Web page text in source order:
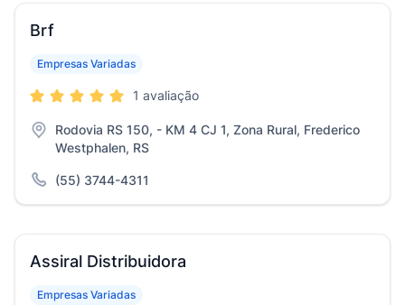
Brf
Empresas Variadas
1 avaliação
Rodovia RS 150, - KM 4 CJ 1, Zona Rural, Frederico
Westphalen, RS
(55) 3744-4311
Assiral Distribuidora
Empresas Variadas